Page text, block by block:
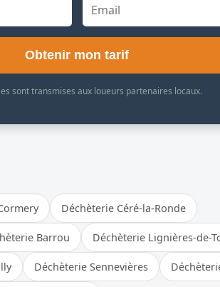
Obtenir mon tarif
sont transmises aux loueurs partenaires locaux.
Déchèterie Céré-la-Ronde
Barrou Déchèterie Lignières-de-
Déchèterie Sennevières